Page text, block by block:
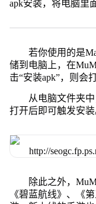
apk安装，将电脑里
若你使用的是
储到电脑上，在
击“安装apk”，则会
从电脑文件夹中
打开后即可触发安装
除此之外，
《碧蓝航线》、《